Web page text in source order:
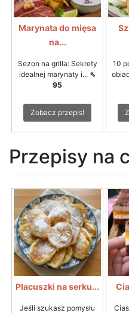
Marynata do mięsa
na...
Sezon na grilla: Sekrety
idealnej marynaty i... ⇖
95
Zobacz przepis!
10
Przepisy na
Placuszki na serku...
Jeśli szukasz pomysłu